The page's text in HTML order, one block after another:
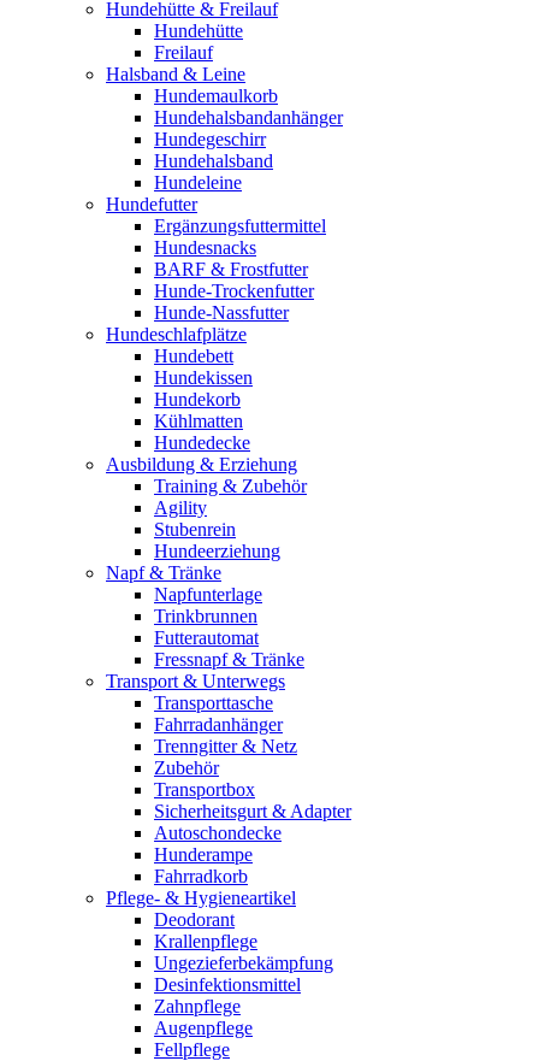
Hundehütte & Freilauf
Hundehütte
Freilauf
Halsband & Leine
Hundemaulkorb
Hundehalsbandanhänger
Hundegeschirr
Hundehalsband
Hundeleine
Hundefutter
Ergänzungsfuttermittel
Hundesnacks
BARF & Frostfutter
Hunde-Trockenfutter
Hunde-Nassfutter
Hundeschlafplätze
Hundebett
Hundekissen
Hundekorb
Kühlmatten
Hundedecke
Ausbildung & Erziehung
Training & Zubehör
Agility
Stubenrein
Hundeerziehung
Napf & Tränke
Napfunterlage
Trinkbrunnen
Futterautomat
Fressnapf & Tränke
Transport & Unterwegs
Transporttasche
Fahrradanhänger
Trenngitter & Netz
Zubehör
Transportbox
Sicherheitsgurt & Adapter
Autoschondecke
Hunderampe
Fahrradkorb
Pflege- & Hygieneartikel
Deodorant
Krallenpflege
Ungezieferbekämpfung
Desinfektionsmittel
Zahnpflege
Augenpflege
Fellpflege